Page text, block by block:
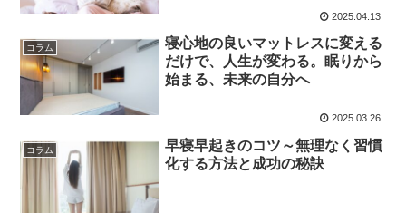
2025.04.13
コラム
寝心地の良いマットレスに変える
だけで、人生が変わる。眠りから
始まる、未来の自分へ
2025.03.26
コラム
早寝早起きのコツ～無理なく習慣
化する方法と成功の秘訣